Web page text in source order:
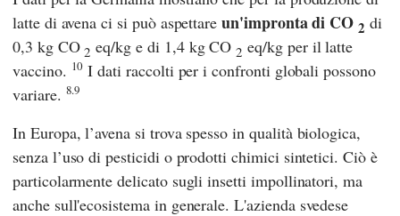
latte di avena ci si può aspettareun'impronta di CO2 di
0,3 kg CO2 eq/kg e di 1,4 kg CO2 eq/kg per il latte
vaccino. 10 I dati raccolti per i confronti globali possono
variare. 8.9
In Europa, l’avena si trova spesso in qualità biologica,
senza l’uso di pesticidi o prodotti chimici sintetici. Ciò è
particolarmente delicato sugli insetti impollinatori, ma
anche sull'ecosistema in generale. L'azienda svedese